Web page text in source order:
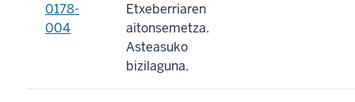
0178-
004
Etxeberriaren
aitonsemetza.
Asteasuko
bizilaguna.